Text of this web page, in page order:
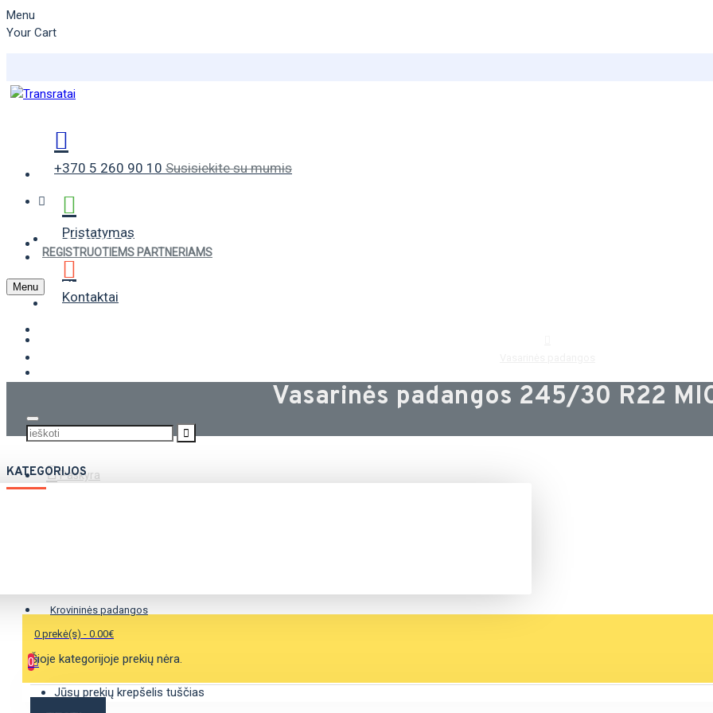
Menu
Your Cart
+370 5 260 90 10 Susisiekite su mumis
Pristatymas
Kontaktai
VASARINĖS PADANGOS
ŽIEMINĖS PADANGOS
Paskyra
0 prekė(s) - 0.00€
0
Jūsų prekių krepšelis tuščias
REGISTRUOTIEMS PARTNERIAMS
Menu
Vasarinės padangos 245/30 R22
KATEGORIJOS
Krovininės padangos
Šioje kategorijoje prekių nėra.